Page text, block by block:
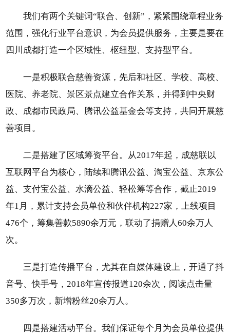
我们有两个关键词“联合、创新”，紧紧围绕章程业务
范围，强化行业平台意识，为会员提供服务，主要是要在
四川成都打造一个区域性、枢纽型、支持型平台。
一是积极联合慈善资源，先后和社区、学校、高校、
医院、养老院、景区景点建立合作关系，并得到中央财
政、成都市民政局、腾讯公益基金会等支持，共同开展慈
善项目。
二是搭建了区域筹资平台。从2017年起，成慈联以
互联网平台为核心，陆续和腾讯公益、淘宝公益、京东公
益、支付宝公益、水滴公益、轻松筹等合作，截止2019
年1月，累计支持会员单位和伙伴机构227家，上线项目
476个，筹集善款5890余万元，联动了捐赠人60余万人
次。
三是打造传播平台，尤其在自媒体建设上，开通了抖
音号、快手号，2018年宣传报道120余次，阅读点击量
350多万次，新增粉丝20余万人。
四是搭建活动平台。我们保证每个月为会员单位提供